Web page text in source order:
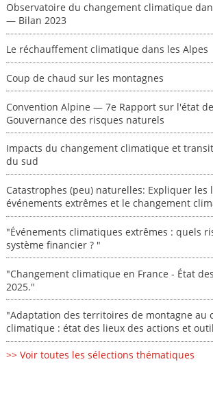
Observatoire du changement climatique
— Bilan 2023
Le réchauffement climatique dans les Alpes
Coup de chaud sur les montagnes
Convention Alpine — 7e Rapport sur l'état
Gouvernance des risques naturels
Impacts du changement climatique et
du sud
Catastrophes (peu) naturelles: Expliquer les
événements extrêmes et le changement
"Événements climatiques extrêmes : quels
système financier ? "
"Changement climatique en France - État
2025."
"Adaptation des territoires de montagne au
climatique : état des lieux des actions et
>> Voir toutes les sélections thématiques